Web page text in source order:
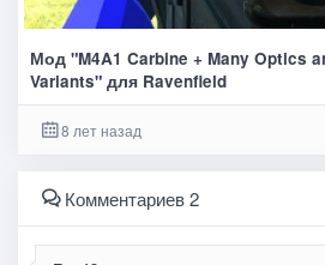
Мод "M4A1 Carbine + Many Optics
Variants" для Ravenfield
8 лет назад
Комментариев 2